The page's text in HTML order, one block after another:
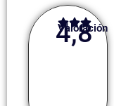
4,8
Valoración